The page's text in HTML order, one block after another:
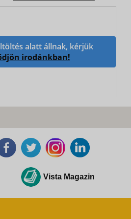
alatt állnak, kérjük
irodánkban!
Vista Magazin